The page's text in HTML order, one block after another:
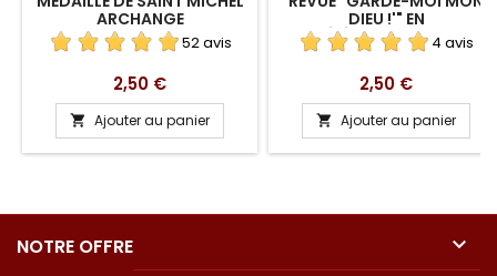
ARCHANGE
52 avis
Prix
2,50 €
 Ajouter au panier
DIEU !'" EN
TÉLÉCHARGEMENT
4 avis
Prix
2,50 €
 Ajouter au panier
NOTRE OFFRE 